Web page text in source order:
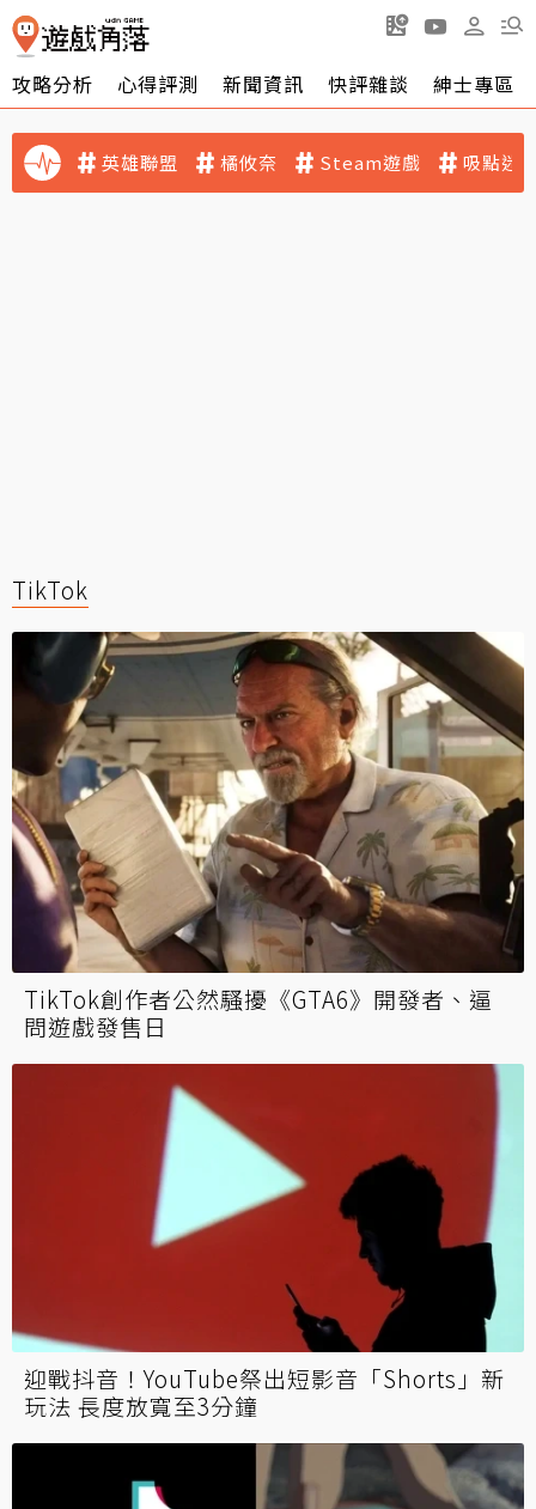
攻略分析 心得評測 新聞資訊 快評雜談 紳士專區
英雄聯盟 橘攸奈 Steam遊戲 吸點迷
TikTok
TikTok創作者公然騷擾《GTA6》開發者、逼
問遊戲發售日
迎戰抖音！YouTube祭出短影音「Shorts」新
玩法 長度放寬至3分鐘